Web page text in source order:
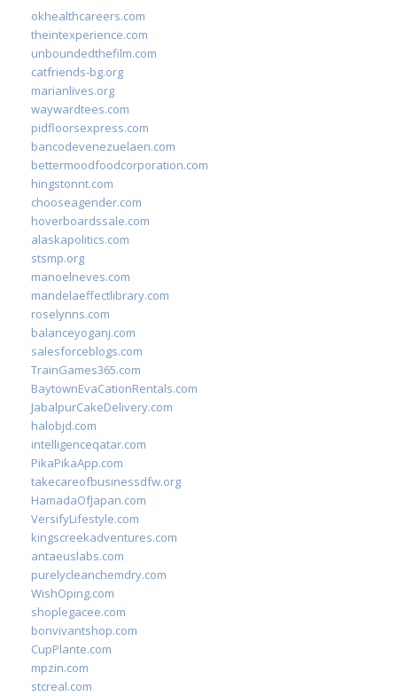
okhealthcareers.com
theintexperience.com
unboundedthefilm.com
catfriends-bg.org
marianlives.org
waywardtees.com
pidfloorsexpress.com
bancodevenezuelaen.com
bettermoodfoodcorporation.com
hingstonnt.com
chooseagender.com
hoverboardssale.com
alaskapolitics.com
stsmp.org
manoelneves.com
mandelaeffectlibrary.com
roselynns.com
balanceyoganj.com
salesforceblogs.com
TrainGames365.com
BaytownEvaCationRentals.com
JabalpurCakeDelivery.com
halobjd.com
intelligenceqatar.com
PikaPikaApp.com
takecareofbusinessdfw.org
HamadaOfJapan.com
VersifyLifestyle.com
kingscreekadventures.com
antaeuslabs.com
purelycleanchemdry.com
WishOping.com
shoplegacee.com
bonvivantshop.com
CupPlante.com
mpzin.com
stcreal.com